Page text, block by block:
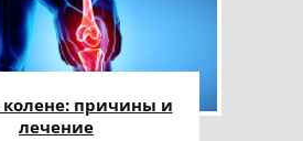
колене: причины и
лечение